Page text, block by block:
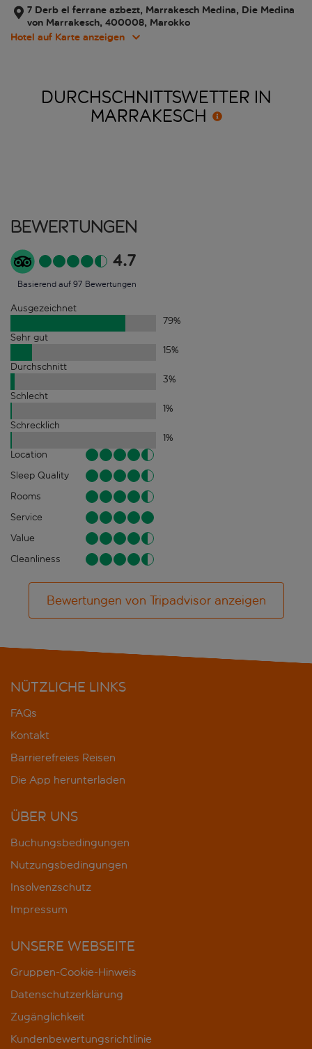
7 Derb el ferrane azbezt, Marrakesch Medina, Die Medina
von Marrakesch, 400008, Marokko
Hotel auf Karte anzeigen
DURCHSCHNITTSWETTER IN
MARRAKESCH
Bewertungen
4.7
Basierend auf 97 Bewertungen
Ausgezeichnet
79%
Sehr gut
15%
Durchschnitt
3%
Schlecht
1%
Schrecklich
1%
Location
Sleep Quality
Rooms
Service
Value
Cleanliness
Bewertungen von Tripadvisor anzeigen
NÜTZLICHE LINKS
FAQs
Kontakt
Barrierefreies Reisen
Die App herunterladen
ÜBER UNS
Buchungsbedingungen
Nutzungsbedingungen
Insolvenzschutz
Impressum
UNSERE WEBSEITE
Gruppen-Cookie-Hinweis
Datenschutzerklärung
Zugänglichkeit
Kundenbewertungsrichtlinie